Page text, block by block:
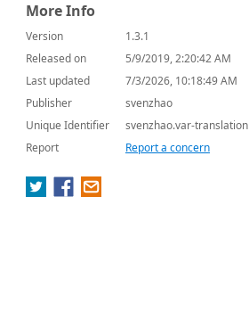
More Info
Version
1.3.1
Released on
5/9/2019, 2:20:42 AM
Last updated
7/3/2026, 10:18:49 AM
Publisher
svenzhao
Unique Identifier
svenzhao.var-translation
Report
Report a concern